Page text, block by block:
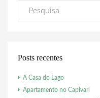
Posts recentes
A Casa do Lago
Apartamento no Capivari